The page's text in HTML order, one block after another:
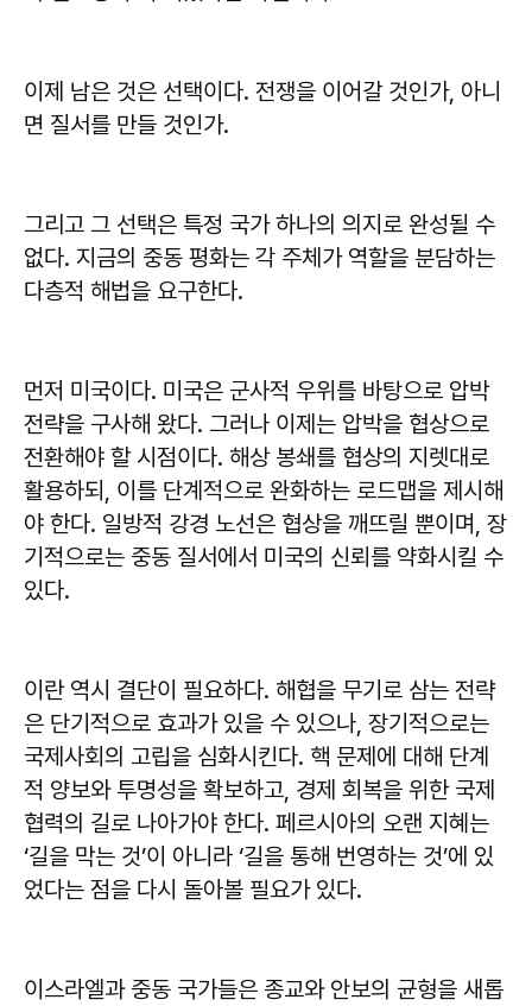
이제 남은 것은 선택이다. 전쟁을 이어갈 것인가, 아니
면 질서를 만들 것인가.
그리고 그 선택은 특정 국가 하나의 의지로 완성될 수
없다. 지금의 중동 평화는 각 주체가 역할을 분담하는
다층적 해법을 요구한다.
먼저 미국이다. 미국은 군사적 우위를 바탕으로 압박
전략을 구사해 왔다. 그러나 이제는 압박을 협상으로
전환해야 할 시점이다. 해상 봉쇄를 협상의 지렛대로
활용하되, 이를 단계적으로 완화하는 로드맵을 제시해
야 한다. 일방적 강경 노선은 협상을 깨뜨릴 뿐이며, 장
기적으로는 중동 질서에서 미국의 신뢰를 약화시킬 수
있다.
이란 역시 결단이 필요하다. 해협을 무기로 삼는 전략
은 단기적으로 효과가 있을 수 있으나, 장기적으로는
국제사회의 고립을 심화시킨다. 핵 문제에 대해 단계
적 양보와 투명성을 확보하고, 경제 회복을 위한 국제
협력의 길로 나아가야 한다. 페르시아의 오랜 지혜는
‘길을 막는 것’이 아니라 ‘길을 통해 번영하는 것’에 있
었다는 점을 다시 돌아볼 필요가 있다.
이스라엘과 중동 국가들은 종교와 안보의 균형을 새롭